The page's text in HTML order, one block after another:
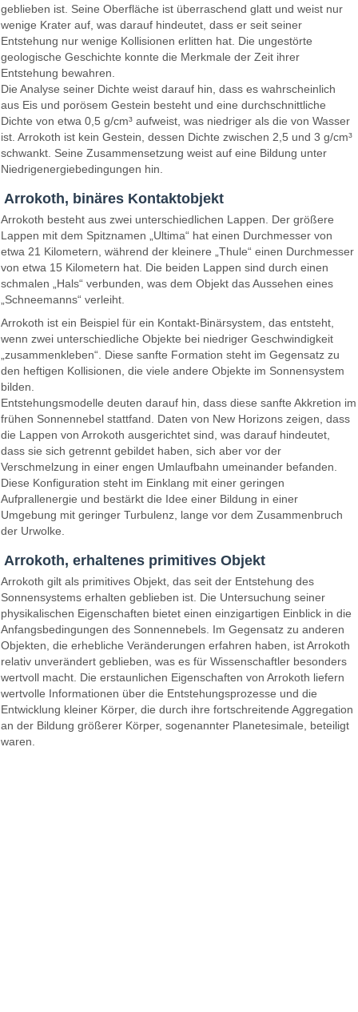
geblieben ist. Seine Oberfläche ist überraschend glatt und weist nur
wenige Krater auf, was darauf hindeutet, dass er seit seiner
Entstehung nur wenige Kollisionen erlitten hat. Die ungestörte
geologische Geschichte konnte die Merkmale der Zeit ihrer
Entstehung bewahren.
Die Analyse seiner Dichte weist darauf hin, dass es wahrscheinlich
aus Eis und porösem Gestein besteht und eine durchschnittliche
Dichte von etwa 0,5 g/cm³ aufweist, was niedriger als die von Wasser
ist. Arrokoth ist kein Gestein, dessen Dichte zwischen 2,5 und 3 g/cm³
schwankt. Seine Zusammensetzung weist auf eine Bildung unter
Niedrigenergiebedingungen hin.
Arrokoth, binäres Kontaktobjekt
Arrokoth besteht aus zwei unterschiedlichen Lappen. Der größere
Lappen mit dem Spitznamen „Ultima“ hat einen Durchmesser von
etwa 21 Kilometern, während der kleinere „Thule“ einen Durchmesser
von etwa 15 Kilometern hat. Die beiden Lappen sind durch einen
schmalen „Hals“ verbunden, was dem Objekt das Aussehen eines
„Schneemanns“ verleiht.
Arrokoth ist ein Beispiel für ein Kontakt-Binärsystem, das entsteht,
wenn zwei unterschiedliche Objekte bei niedriger Geschwindigkeit
„zusammenkleben“. Diese sanfte Formation steht im Gegensatz zu
den heftigen Kollisionen, die viele andere Objekte im Sonnensystem
bilden.
Entstehungsmodelle deuten darauf hin, dass diese sanfte Akkretion im
frühen Sonnennebel stattfand. Daten von New Horizons zeigen, dass
die Lappen von Arrokoth ausgerichtet sind, was darauf hindeutet,
dass sie sich getrennt gebildet haben, sich aber vor der
Verschmelzung in einer engen Umlaufbahn umeinander befanden.
Diese Konfiguration steht im Einklang mit einer geringen
Aufprallenergie und bestärkt die Idee einer Bildung in einer
Umgebung mit geringer Turbulenz, lange vor dem Zusammenbruch
der Urwolke.
Arrokoth, erhaltenes primitives Objekt
Arrokoth gilt als primitives Objekt, das seit der Entstehung des
Sonnensystems erhalten geblieben ist. Die Untersuchung seiner
physikalischen Eigenschaften bietet einen einzigartigen Einblick in die
Anfangsbedingungen des Sonnennebels. Im Gegensatz zu anderen
Objekten, die erhebliche Veränderungen erfahren haben, ist Arrokoth
relativ unverändert geblieben, was es für Wissenschaftler besonders
wertvoll macht. Die erstaunlichen Eigenschaften von Arrokoth liefern
wertvolle Informationen über die Entstehungsprozesse und die
Entwicklung kleiner Körper, die durch ihre fortschreitende Aggregation
an der Bildung größerer Körper, sogenannter Planetesimale, beteiligt
waren.